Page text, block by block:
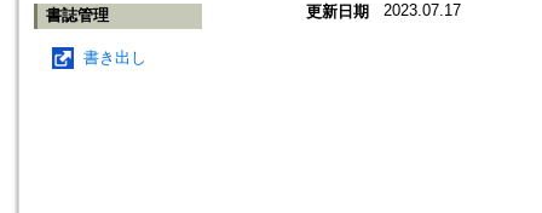
書誌管理
書き出し
更新日期 2023.07.17